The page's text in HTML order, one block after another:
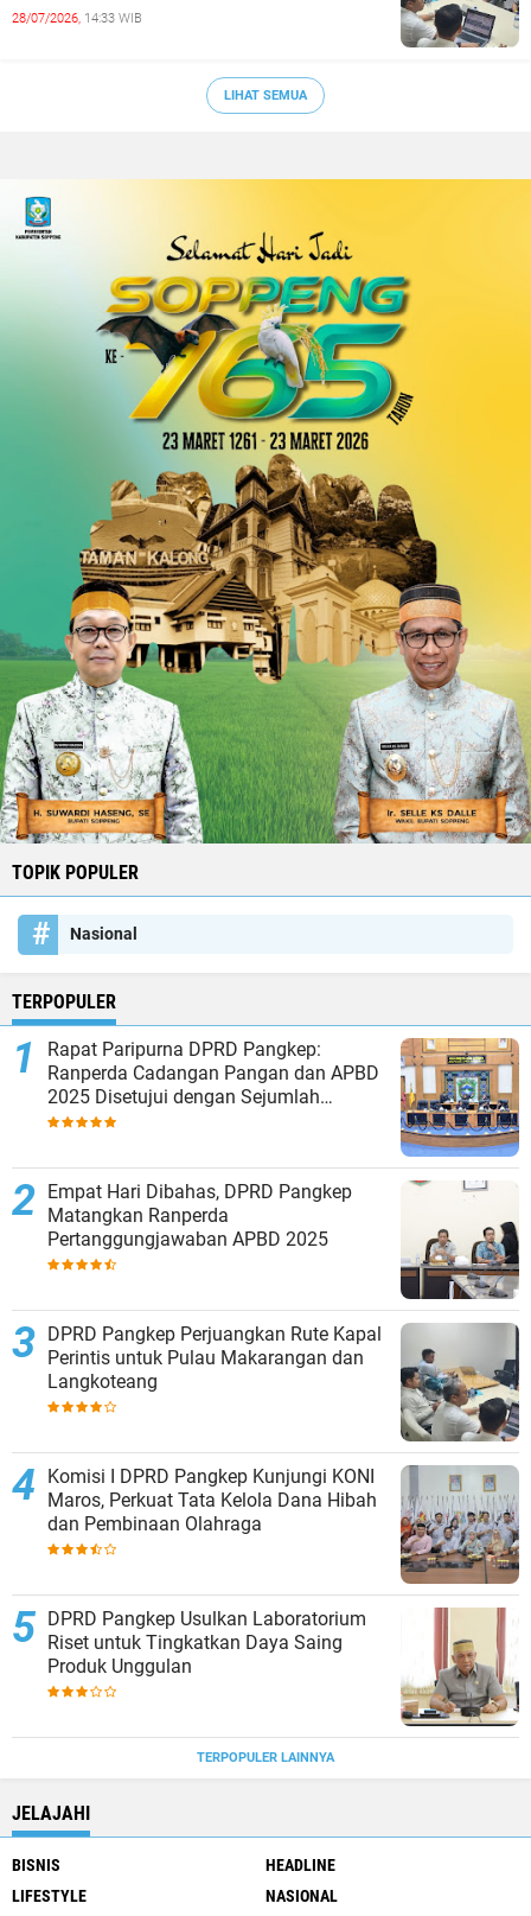
28/07/2026, 14:33 WIB
LIHAT SEMUA
TOPIK POPULER
Nasional
TERPOPULER
Rapat Paripurna DPRD Pangkep:
Ranperda Cadangan Pangan dan APBD
2025 Disetujui dengan Sejumlah
Catatan
Empat Hari Dibahas, DPRD Pangkep
Matangkan Ranperda
Pertanggungjawaban APBD 2025
DPRD Pangkep Perjuangkan Rute Kapal
Perintis untuk Pulau Makarangan dan
Langkoteang
Komisi I DPRD Pangkep Kunjungi KONI
Maros, Perkuat Tata Kelola Dana Hibah
dan Pembinaan Olahraga
DPRD Pangkep Usulkan Laboratorium
Riset untuk Tingkatkan Daya Saing
Produk Unggulan
TERPOPULER LAINNYA
JELAJAHI
BISNIS
HEADLINE
LIFESTYLE
NASIONAL